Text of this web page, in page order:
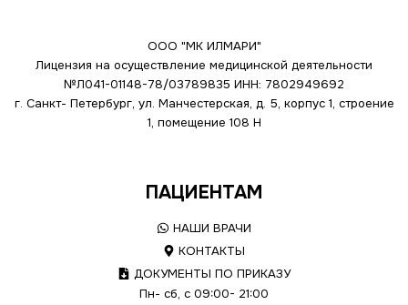
ООО "МК ИЛМАРИ"
Лицензия на осуществление медицинской деятельности
№Л041-01148-78/03789835 ИНН: 7802949692
г. Санкт- Петербург, ул. Манчестерская, д. 5, корпус 1, строение
1, помещение 108 Н
ПАЦИЕНТАМ
НАШИ ВРАЧИ
КОНТАКТЫ
ДОКУМЕНТЫ ПО ПРИКАЗУ
Пн- сб, с 09:00- 21:00